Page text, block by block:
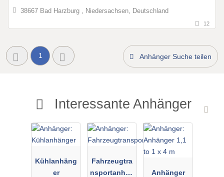
38667 Bad Harzburg , Niedersachsen, Deutschland
12
1 Anhänger Suche teilen
Interessante Anhänger
Kühlanhäng
er
Fahrzeugtra
nsportanhän
Anhänger